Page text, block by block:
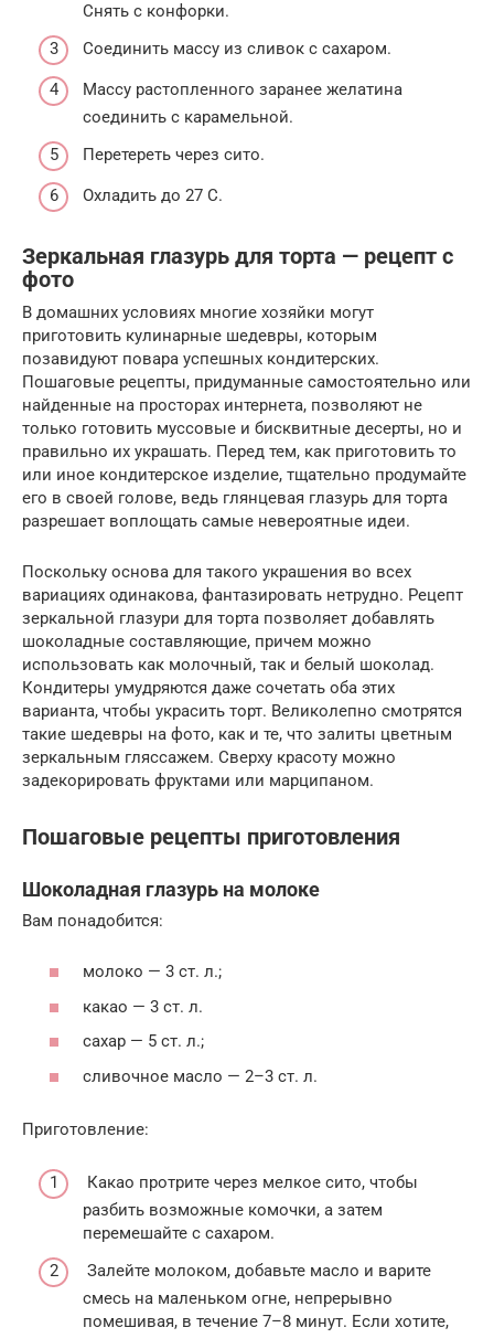
Снять с конфорки.
Соединить массу из сливок с сахаром.
Массу растопленного заранее желатина
соединить с карамельной.
Перетереть через сито.
Охладить до 27 С.
Зеркальная глазурь для торта — рецепт с
фото
В домашних условиях многие хозяйки могут
приготовить кулинарные шедевры, которым
позавидуют повара успешных кондитерских.
Пошаговые рецепты, придуманные самостоятельно или
найденные на просторах интернета, позволяют не
только готовить муссовые и бисквитные десерты, но и
правильно их украшать. Перед тем, как приготовить то
или иное кондитерское изделие, тщательно продумайте
его в своей голове, ведь глянцевая глазурь для торта
разрешает воплощать самые невероятные идеи.
Поскольку основа для такого украшения во всех
вариациях одинакова, фантазировать нетрудно. Рецепт
зеркальной глазури для торта позволяет добавлять
шоколадные составляющие, причем можно
использовать как молочный, так и белый шоколад.
Кондитеры умудряются даже сочетать оба этих
варианта, чтобы украсить торт. Великолепно смотрятся
такие шедевры на фото, как и те, что залиты цветным
зеркальным гляссажем. Сверху красоту можно
задекорировать фруктами или марципаном.
Пошаговые рецепты приготовления
Шоколадная глазурь на молоке
Вам понадобится:
молоко — 3 ст. л.;
какао — 3 ст. л.
сахар — 5 ст. л.;
сливочное масло — 2–3 ст. л.
Приготовление:
Какао протрите через мелкое сито, чтобы
разбить возможные комочки, а затем
перемешайте с сахаром.
Залейте молоком, добавьте масло и варите
смесь на маленьком огне, непрерывно
помешивая, в течение 7–8 минут. Если хотите,